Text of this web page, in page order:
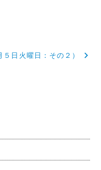
日火曜日：その２）